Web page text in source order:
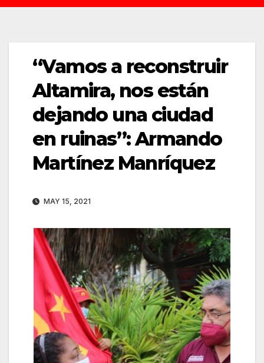
“Vamos a reconstruir
Altamira, nos están
dejando una ciudad
en ruinas”: Armando
Martínez Manríquez
MAY 15, 2021